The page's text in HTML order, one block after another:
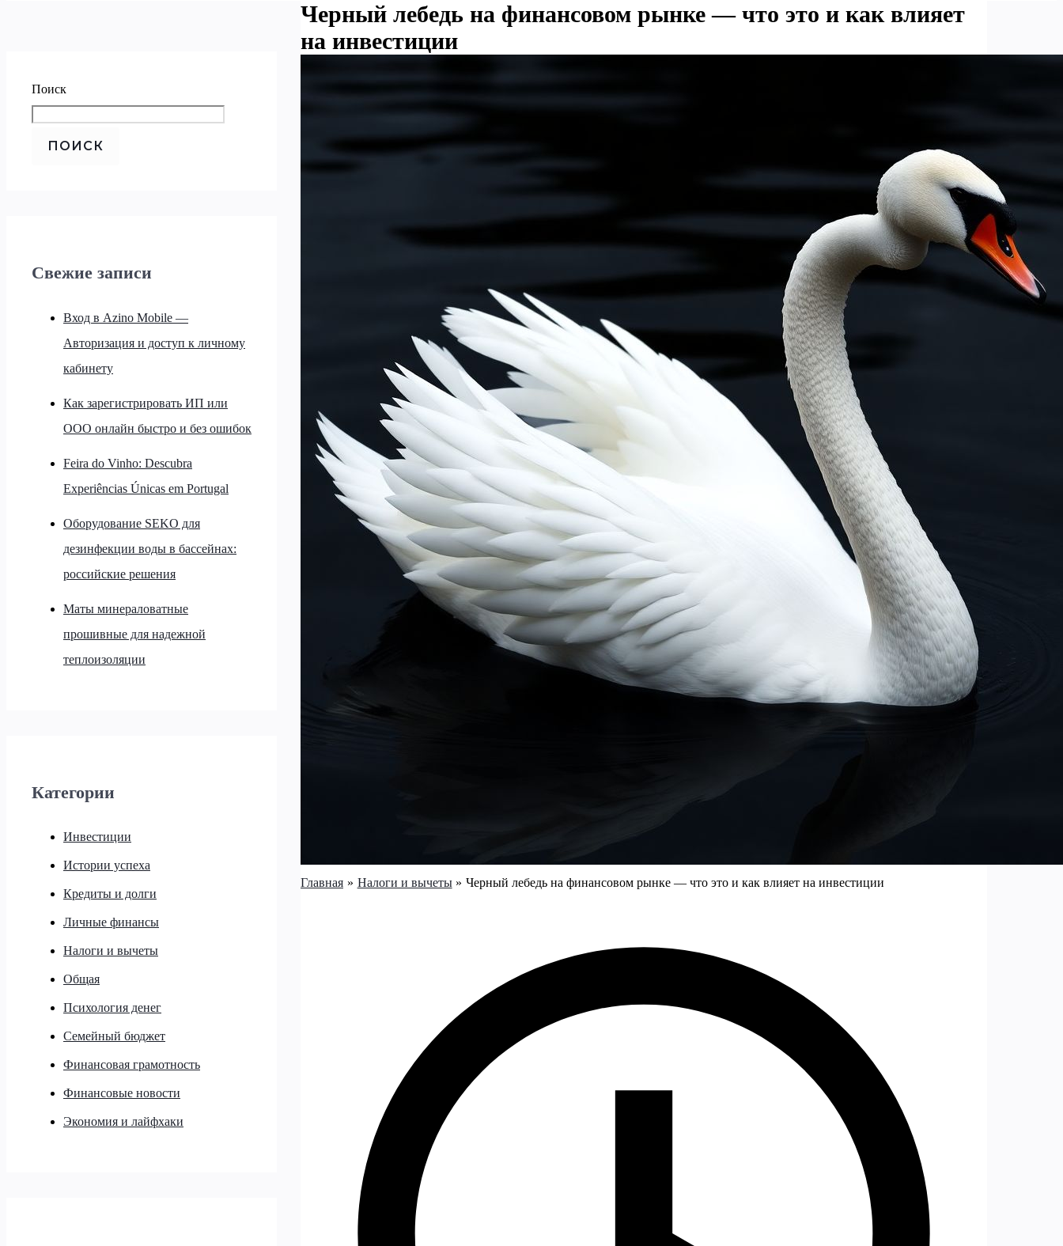
Поиск
ПОИСК
Свежие записи
Вход в Azino Mobile —
Авторизация и доступ к личному
кабинету
Как зарегистрировать ИП или
ООО онлайн быстро и без ошибок
Feira do Vinho: Descubra
Experiências Únicas em Portugal
Оборудование SEKO для
дезинфекции воды в бассейнах:
российские решения
Маты минераловатные
прошивные для надежной
теплоизоляции
Категории
Инвестиции
Истории успеха
Кредиты и долги
Личные финансы
Налоги и вычеты
Общая
Психология денег
Семейный бюджет
Финансовая грамотность
Финансовые новости
Экономия и лайфхаки
Черный лебедь на финансовом рынке — что это и как влияет
на инвестиции
Главная Налоги и вычеты Черный лебедь на финансовом рынке — что это и как влияет на инвестиции